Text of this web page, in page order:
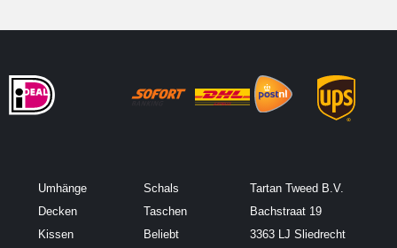
Umhänge
Decken
Kissen
Schals
Taschen
Beliebt
Tartan Tweed B.V.
Bachstraat 19
3363 LJ Sliedrecht